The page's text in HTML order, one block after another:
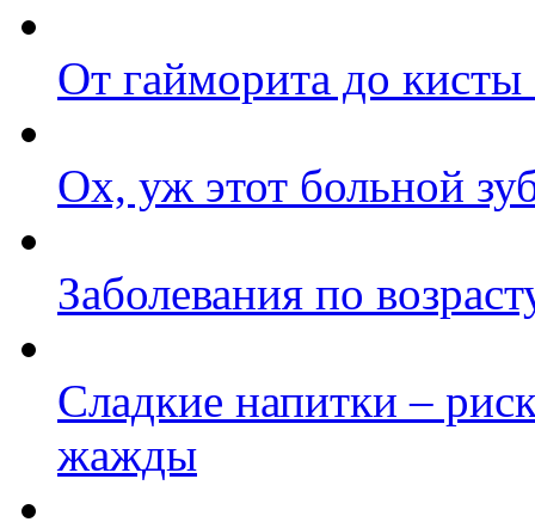
От гайморита до кисты
Ох, уж этот больной
Заболевания по
Сладкие напитки –
жажды